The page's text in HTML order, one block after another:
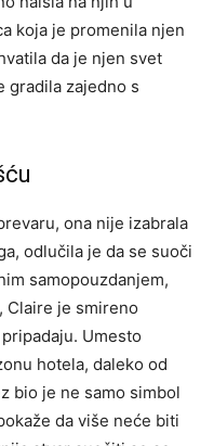
koja je promenila njen
da je njen svet
gradila zajedno s
ona nije izabrala
odlučila je da se suoči
samopouzdanjem,
Claire je smireno
Umesto
hotela, daleko od
bio je ne samo simbol
da više neće biti